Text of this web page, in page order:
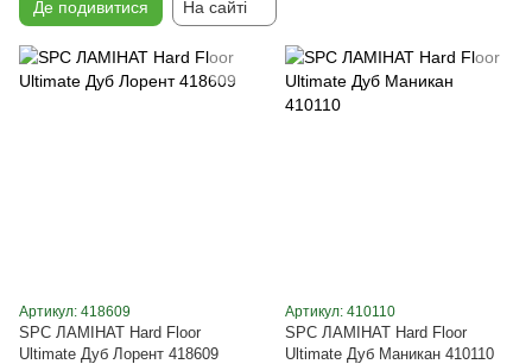
Де подивитися На сайті
Артикул: 418609
SPC ЛАМІНАТ Hard Floor
Ultimate Дуб Лорент 418609
Артикул: 410110
SPC ЛАМІНАТ Hard Floor
Ultimate Дуб Маникан 410110